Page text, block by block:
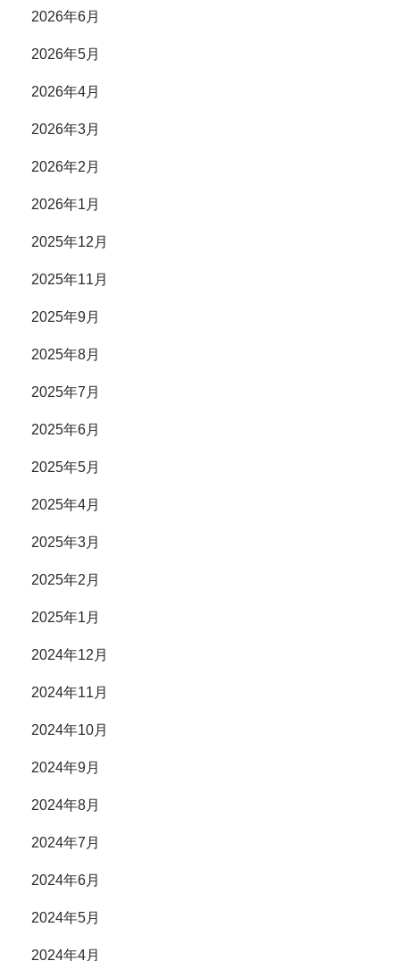
2026年6月
2026年5月
2026年4月
2026年3月
2026年2月
2026年1月
2025年12月
2025年11月
2025年9月
2025年8月
2025年7月
2025年6月
2025年5月
2025年4月
2025年3月
2025年2月
2025年1月
2024年12月
2024年11月
2024年10月
2024年9月
2024年8月
2024年7月
2024年6月
2024年5月
2024年4月